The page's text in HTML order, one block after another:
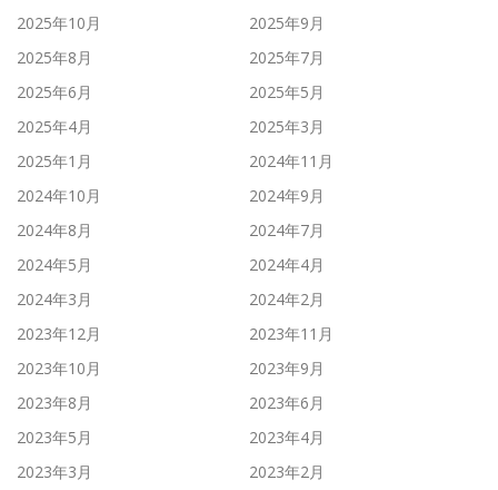
2025年10月
2025年9月
2025年8月
2025年7月
2025年6月
2025年5月
2025年4月
2025年3月
2025年1月
2024年11月
2024年10月
2024年9月
2024年8月
2024年7月
2024年5月
2024年4月
2024年3月
2024年2月
2023年12月
2023年11月
2023年10月
2023年9月
2023年8月
2023年6月
2023年5月
2023年4月
2023年3月
2023年2月